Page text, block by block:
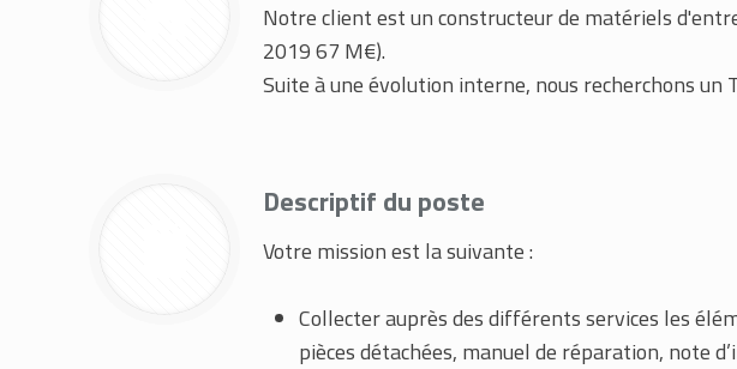
Notre client est un constructeur de matériels
2019 67 M€).
Suite à une évolution interne, nous recherchons un
Descriptif du poste
Votre mission est la suivante :
Collecter auprès des différents services les
pièces détachées, manuel de réparation, note